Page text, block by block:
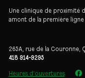
Une clinique de proximité
amont de la première ligne
265A, rue de la Couronne,
418 914-9295
Heures d'ouvertures